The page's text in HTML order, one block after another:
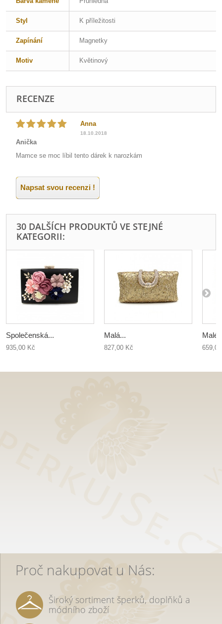
Styl K příležitosti
Zapínání Magnetky
Motiv Květinový
RECENZE
Anna
18.10.2018
Anička
Mamce se moc líbil tento dárek k narozkám
Napsat svou recenzi !
30 DALŠÍCH PRODUKTŮ VE STEJNÉ
KATEGORII:
Společenská...
935,00 Kč
Malá...
827,00 Kč
Proč nakupovat u Nás:
Široký sortiment šperků, doplňků a
módního zboží